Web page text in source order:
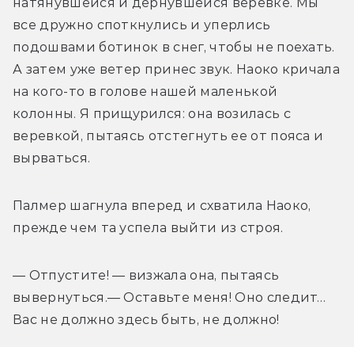
все дружно споткнулись и уперлись
подошвами ботинок в снег, чтобы не поехать.
А затем уже ветер принес звук. Наоко кричала
на кого-то в голове нашей маленькой
колонны. Я прищурился: она возилась с
веревкой, пытаясь отстегнуть ее от пояса и
вырваться.
Палмер шагнула вперед и схватила Наоко,
прежде чем та успела выйти из строя.
— Отпустите! — визжала она, пытаясь
вывернуться.— Оставьте меня! Оно следит…
Вас не должно здесь быть, не должно!